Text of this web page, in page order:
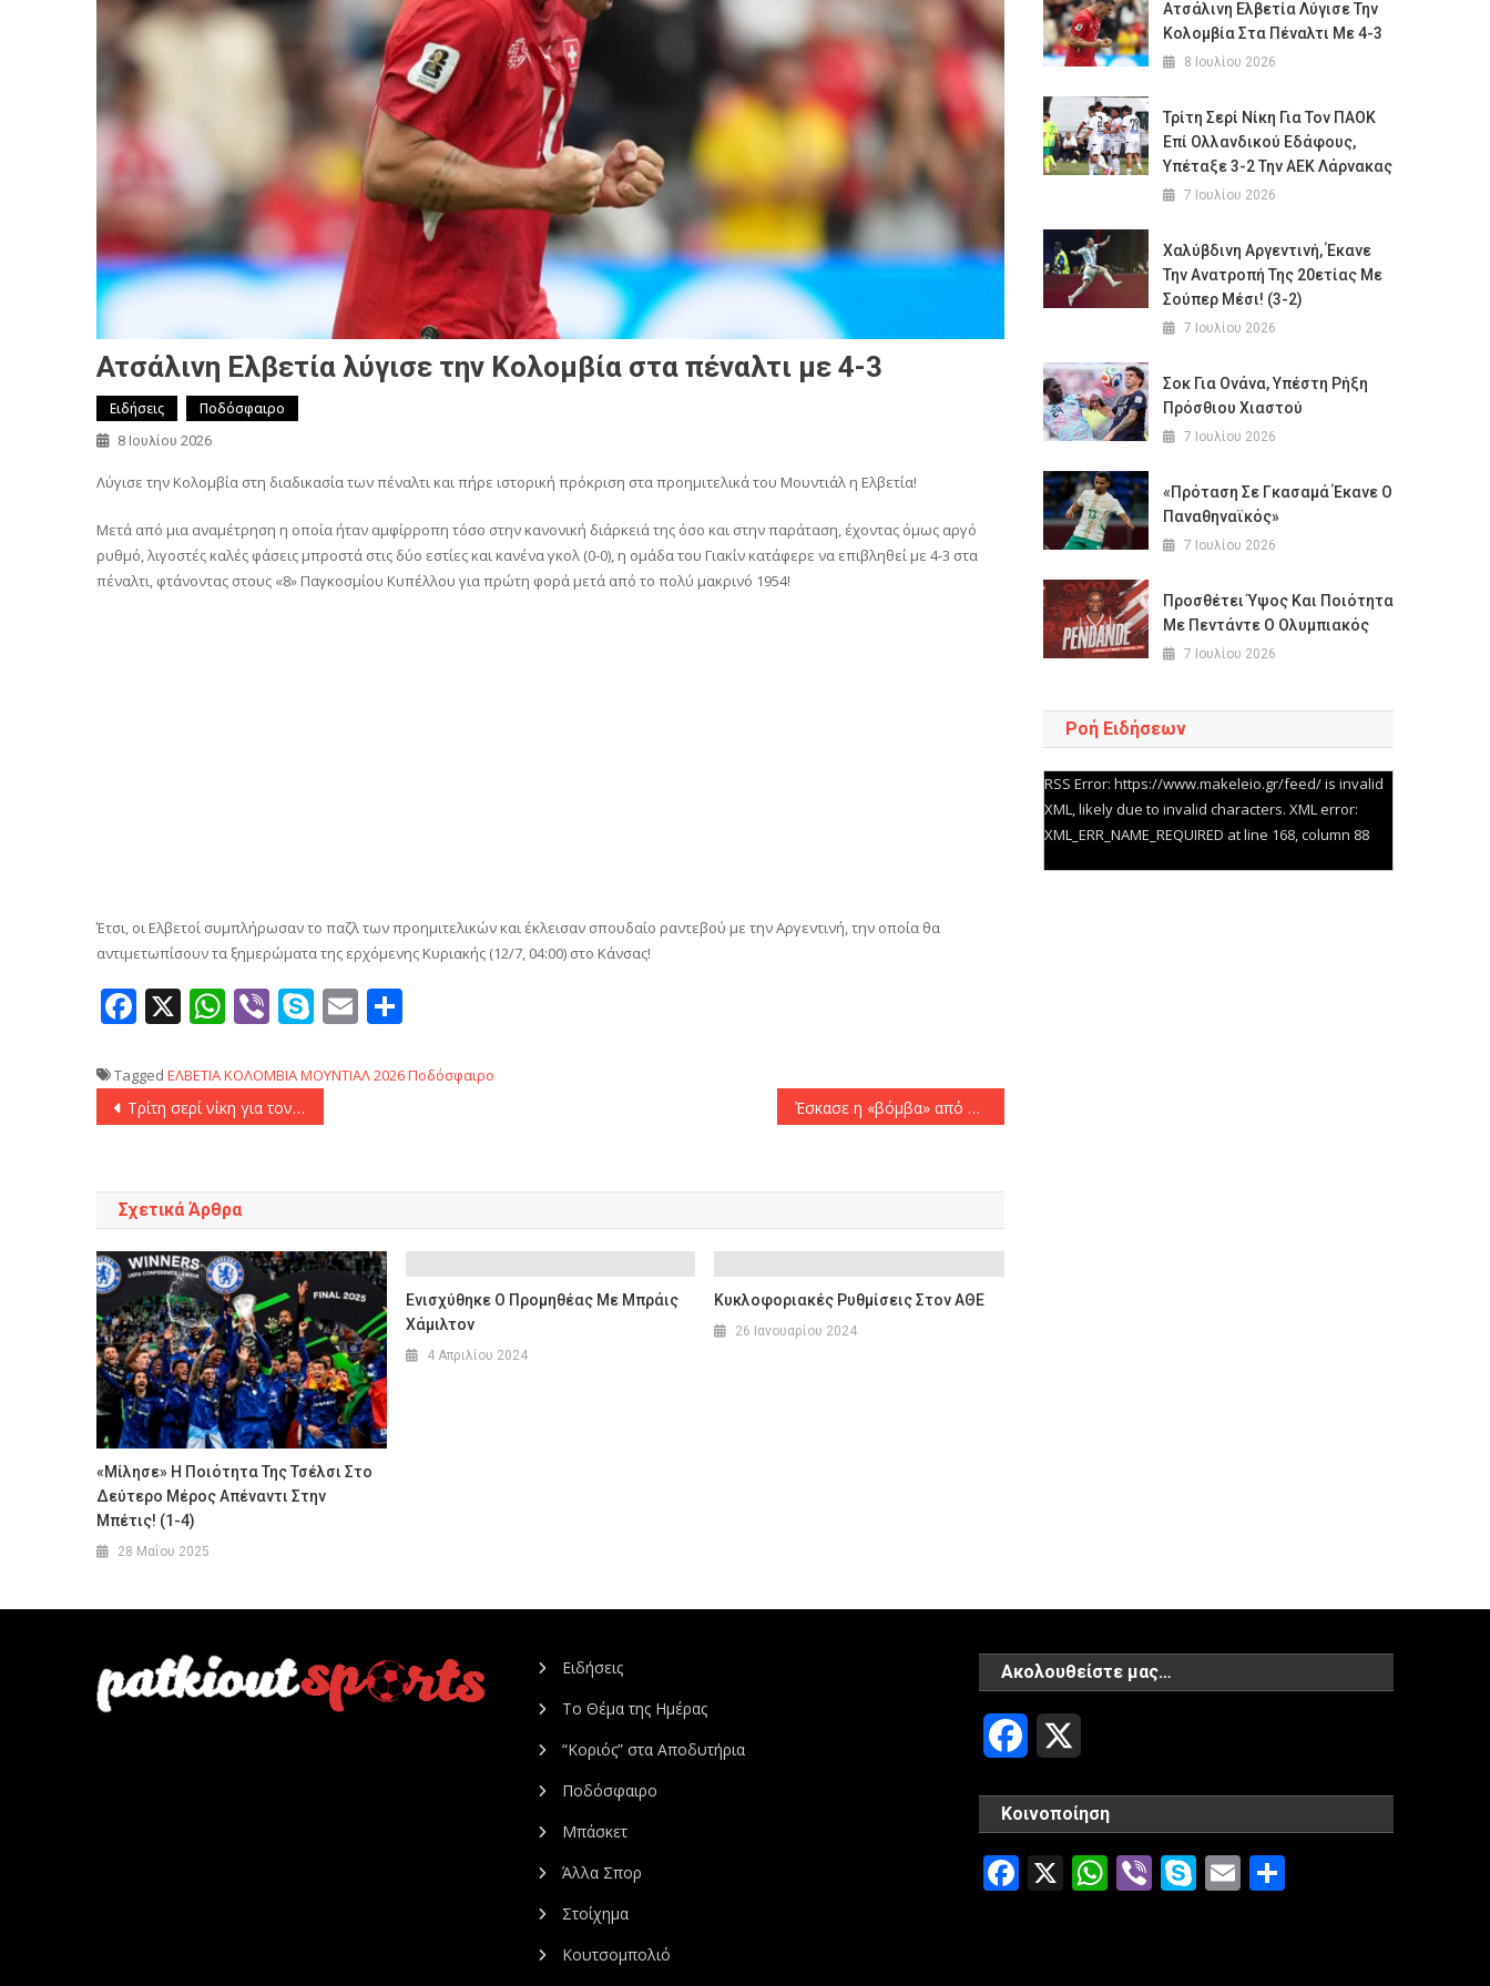
Ατσάλινη Ελβετία λύγισε την Κολομβία στα πέναλτι με 4-3
Ειδήσεις Ποδόσφαιρο
8 Ιουλίου 2026
Λύγισε την Κολομβία στη διαδικασία των πέναλτι και πήρε ιστορική πρόκριση στα προημιτελικά του Μουντιάλ η Ελβετία!
Μετά από μια αναμέτρηση η οποία ήταν αμφίρροπη τόσο στην κανονική διάρκειά της όσο και στην παράταση, έχοντας όμως αργό
ρυθμό, λιγοστές καλές φάσεις μπροστά στις δύο εστίες και κανένα γκολ (0-0), η ομάδα του Γιακίν κατάφερε να επιβληθεί με 4-3 στα
πέναλτι, φτάνοντας στους «8» Παγκοσμίου Κυπέλλου για πρώτη φορά μετά από το πολύ μακρινό 1954!
Έτσι, οι Ελβετοί συμπλήρωσαν το παζλ των προημιτελικών και έκλεισαν σπουδαίο ραντεβού με την Αργεντινή, την οποία θα
αντιμετωπίσουν τα ξημερώματα της ερχόμενης Κυριακής (12/7, 04:00) στο Κάνσας!
Facebook
X WhatsApp
ViberSkype
Email
Tagged ΕΛΒΕΤΙΑΚΟΛΟΜΒΙΑΜΟΥΝΤΙΑΛ 2026Ποδόσφαιρο
Πλοήγηση
Τρίτη σερί νίκη για τον ΠΑΟΚ επί ολλανδικού εδάφους, υπέταξε 3-2 την ΑΕΚ Λάρνακας Έσκασε η «βόμβα» από ΗΠΑ: «Στον Παναθηναϊκό ο Γιαμπουσέλε!»
Σχετικά Άρθρα
«Μίλησε» Η Ποιότητα Της Τσέλσι Στο
Δεύτερο Μέρος Απέναντι Στην
Μπέτις! (1-4)
28 Μαΐου 2025
Ενισχύθηκε Ο Προμηθέας Με Μπράις
Χάμιλτον
4 Απριλίου 2024
Κυκλοφοριακές Ρυθμίσεις Στον ΑΘΕ
26 Ιανουαρίου 2024
Ατσάλινη Ελβετία Λύγισε Την
Κολομβία Στα Πέναλτι Με 4-3
8 Ιουλίου 2026
Τρίτη Σερί Νίκη Για Τον ΠΑΟΚ
Επί Ολλανδικού Εδάφους,
Υπέταξε 3-2 Την ΑΕΚ Λάρνακας
7 Ιουλίου 2026
Χαλύβδινη Αργεντινή, Έκανε
Την Ανατροπή Της 20ετίας Με
Σούπερ Μέσι! (3-2)
7 Ιουλίου 2026
Σοκ Για Ονάνα, Υπέστη Ρήξη
Πρόσθιου Χιαστού
7 Ιουλίου 2026
«Πρόταση Σε Γκασαμά Έκανε Ο
Παναθηναϊκός»
7 Ιουλίου 2026
Προσθέτει Ύψος Και Ποιότητα
Με Πεντάντε O Oλυμπιακός
7 Ιουλίου 2026
Ροή Ειδήσεων
RSS Error: https://www.makeleio.gr/feed/ is invalid
XML, likely due to invalid characters. XML error:
XML_ERR_NAME_REQUIRED at line 168, column 88
Ειδήσεις
Το Θέμα της Ημέρας
“Κοριός” στα Αποδυτήρια
Ποδόσφαιρο
Μπάσκετ
Άλλα Σπορ
Στοίχημα
Κουτσομπολιό
Ακολουθείστε μας…
Facebook
Κοινοποίηση
Facebook
X WhatsApp
ViberSkype
Email